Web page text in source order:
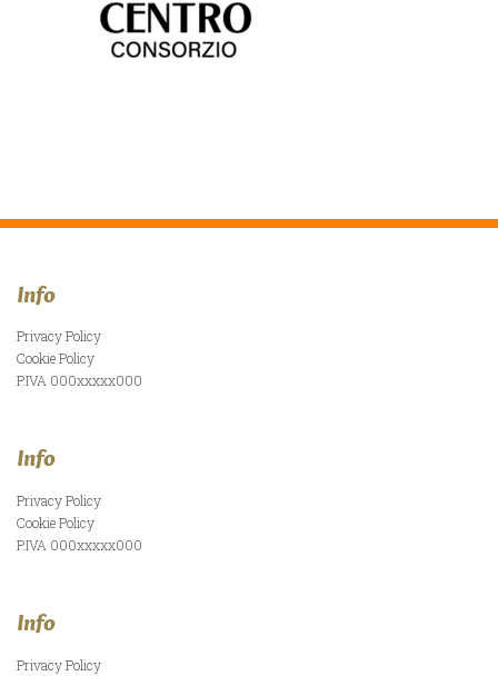
Info
Privacy Policy
Cookie Policy
P.IVA 000xxxxx000
Info
Privacy Policy
Cookie Policy
P.IVA 000xxxxx000
Info
Privacy Policy